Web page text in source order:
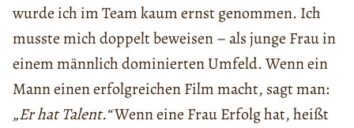
wurde ich im Team kaum ernst genommen. Ich
musste mich doppelt beweisen – als junge Frau in
einem männlich dominierten Umfeld. Wenn ein
Mann einen erfolgreichen Film macht, sagt man:
„Er hat Talent.“Wenn eine Frau Erfolg hat, heißt